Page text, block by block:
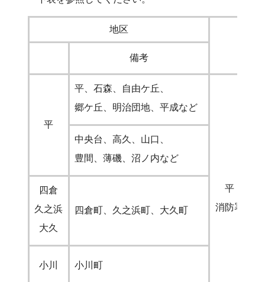
地区
備考
平
平、石森、自由ケ丘、
郷ケ丘、明治団地、平成など
平
消防署
中央台、高久、山口、
豊間、薄磯、沼ノ内など
四倉
久之浜
大久
四倉町、久之浜町、大久町
小川 小川町